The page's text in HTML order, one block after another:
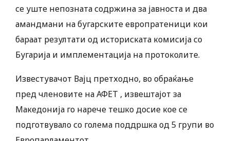
се уште непозната содржина за јавноста и два
амандмани на бугарските европратеници кои
бараат резултати од историската комисија со
Бугарија и имплементација на протоколите.
Известувачот Вајц претходно, во обраќање
пред членовите на АФЕТ , извештајот за
Македонија го нарече тешко досие кое се
подготвувало со голема поддршка од 5 групи во